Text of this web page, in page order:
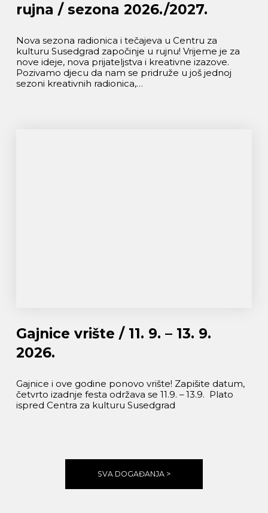
rujna / sezona 2026./2027.
Nova sezona radionica i tečajeva u Centru za
kulturu Susedgrad započinje u rujnu! Vrijeme je za
nove ideje, nova prijateljstva i kreativne izazove.
Pozivamo djecu da nam se pridruže u još jednoj
sezoni kreativnih radionica,…
Gajnice vrište / 11. 9. – 13. 9.
2026.
Gajnice i ove godine ponovo vrište! Zapišite datum,
četvrto izadnje festa održava se 11.9. – 13.9. Plato
ispred Centra za kulturu Susedgrad
SVA DOGAĐANJA >